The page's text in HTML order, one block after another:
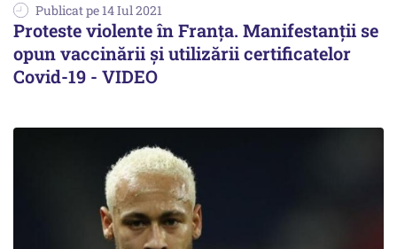
Publicat pe 14 Iul 2021
Proteste violente în Franța. Manifestanții se
opun vaccinării şi utilizării certificatelor
Covid-19 - VIDEO